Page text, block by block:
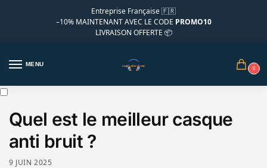
Entreprise Française 🇫🇷
–10% MAINTENANT AVEC LE CODE PROMO10
LIVRAISON OFFERTE 📦
MENU
0
Quel est le meilleur casque
anti bruit ?
9 JUIN 2025